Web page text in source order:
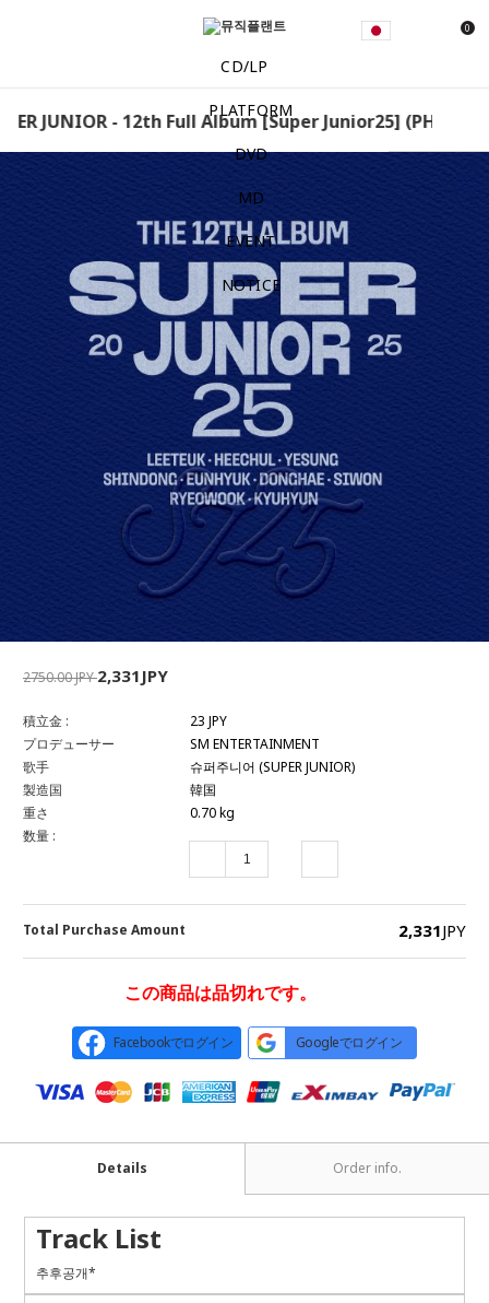
0
CD/LP
PLATFORM
DVD
MD
EVENT
NOTICE
JUNIOR - 12th Full Album [Super Junior25]
2750.00 JPY2,331JPY
積立金 :
23 JPY
プロデューサー
SM ENTERTAINMENT
歌手
슈퍼주니어 (SUPER JUNIOR)
製造国
韓国
重さ
0.70 kg
数量 :
Total Purchase Amount 2,331JPY
この商品は品切れです。
Facebookでログイン Googleでログイン
Details Order info.
Track List
추후공개*